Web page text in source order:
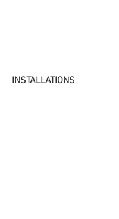
INSTALLATIONS